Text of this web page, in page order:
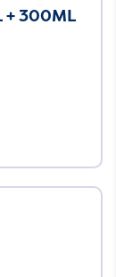
+ 300ML